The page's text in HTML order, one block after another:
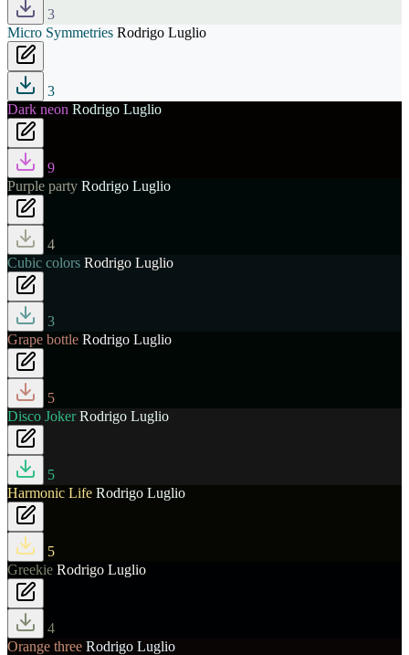
3
Micro Symmetries Rodrigo Luglio
3
Dark neon Rodrigo Luglio
9
Purple party Rodrigo Luglio
4
Cubic colors Rodrigo Luglio
3
Grape bottle Rodrigo Luglio
5
Disco Joker Rodrigo Luglio
5
Harmonic Life Rodrigo Luglio
5
Greekie Rodrigo Luglio
4
Orange three Rodrigo Luglio